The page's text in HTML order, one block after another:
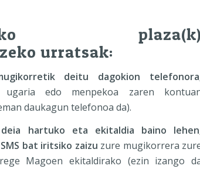
plaza(k)
urratsak:
deitu dagokion
edo menpekoa zaren
daukagun telefonoa da).
hartuko eta ekitaldia baino
bat iritsiko zaizu zure mugikorrera
Magoen ekitaldirako (ezin izango